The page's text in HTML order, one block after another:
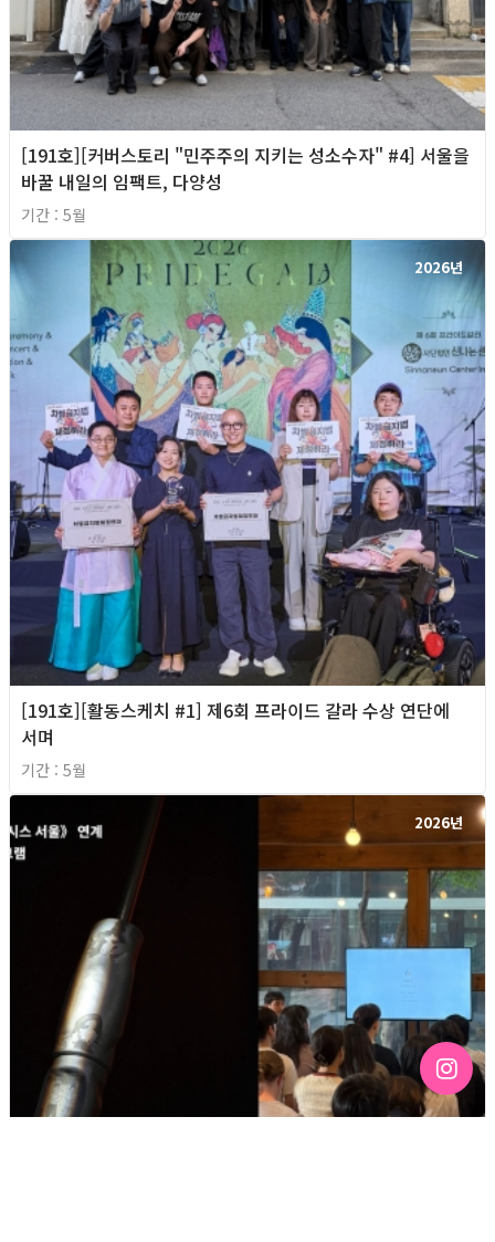
[191호][커버스토리 "민주주의 지키는 성소수자" #4] 서울을
바꿀 내일의 임팩트, 다양성
기간 : 5월
2026년
[191호][활동스케치 #1] 제6회 프라이드 갈라 수상 연단에
서며
기간 : 5월
2026년